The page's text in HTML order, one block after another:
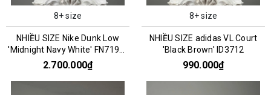
8+ size
NHIỀU SIZE Nike Dunk Low
'Midnight Navy White' FN7197-
100
2.700.000₫
8+ size
NHIỀU SIZE adidas VL Court
'Black Brown' ID3712
990.000₫